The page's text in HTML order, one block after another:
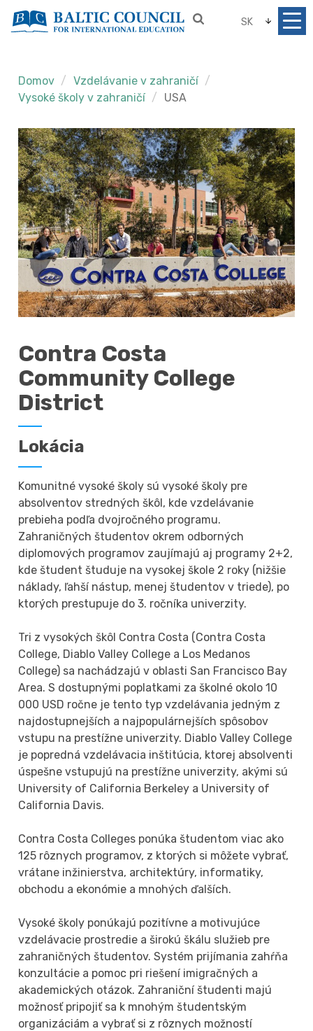
SK
Domov
Vzdelávanie v zahraničí
Vysoké školy v zahraničí
USA
Contra Costa
Community College
District
Lokácia
Komunitné vysoké školy sú vysoké školy pre
absolventov stredných škôl, kde vzdelávanie
prebieha podľa dvojročného programu.
Zahraničných študentov okrem odborných
diplomových programov zaujímajú aj programy 2+2,
kde študent študuje na vysokej škole 2 roky (nižšie
náklady, ľahší nástup, menej študentov v triede), po
ktorých prestupuje do 3. ročníka univerzity.
Tri z vysokých škôl Contra Costa (Contra Costa
College, Diablo Valley College a Los Medanos
College) sa nachádzajú v oblasti San Francisco Bay
Area. S dostupnými poplatkami za školné okolo 10
000 USD ročne je tento typ vzdelávania jedným z
najdostupnejších a najpopulárnejších spôsobov
vstupu na prestížne univerzity. Diablo Valley College
je popredná vzdelávacia inštitúcia, ktorej absolventi
úspešne vstupujú na prestížne univerzity, akými sú
University of California Berkeley a University of
California Davis.
Contra Costa Colleges ponúka študentom viac ako
125 rôznych programov, z ktorých si môžete vybrať,
vrátane inžinierstva, architektúry, informatiky,
obchodu a ekonómie a mnohých ďalších.
Vysoké školy ponúkajú pozitívne a motivujúce
vzdelávacie prostredie a širokú škálu služieb pre
zahraničných študentov. Systém prijímania zahŕňa
konzultácie a pomoc pri riešení imigračných a
akademických otázok. Zahraniční študenti majú
možnosť pripojiť sa k mnohým študentským
organizáciám a vybrať si z rôznych možností